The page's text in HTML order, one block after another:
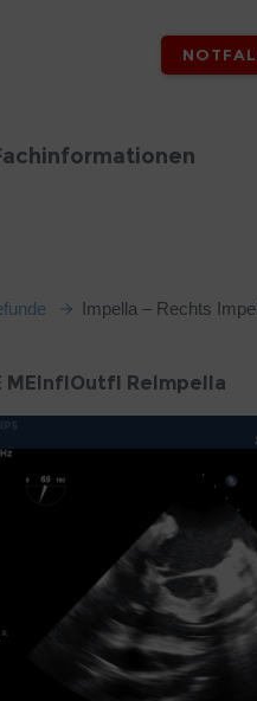
Impella – Rechts
MEInflOutfl ReImpella